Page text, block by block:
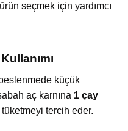
seçmek için yardımcı
küçük
aç karnına 1 çay
tüketmeyi tercih eder.